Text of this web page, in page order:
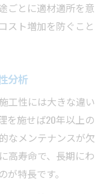
ごとに適材適所を意
スト増加を防ぐこと
分析
工性には大きな違い
を施せば20年以上の
なメンテナンスが欠
高寿命で、長期にわ
特長です。